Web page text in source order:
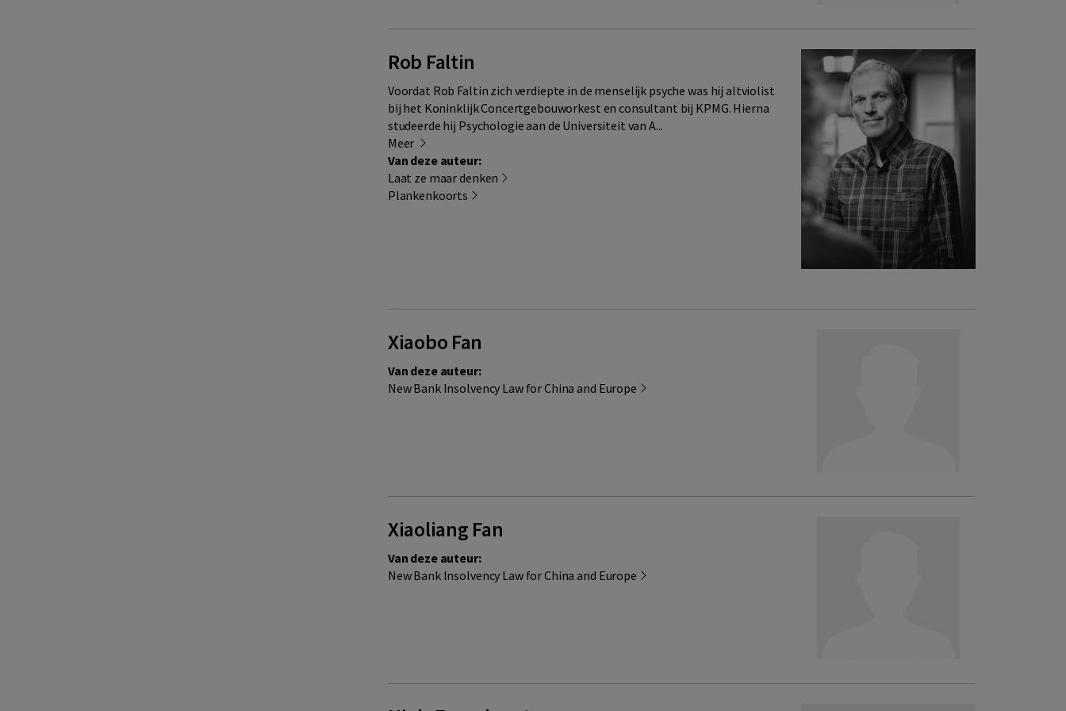
Rob Faltin
Voordat Rob Faltin zich verdiepte in de menselijk psyche was hij altviolist
bij het Koninklijk Concertgebouworkest en consultant bij KPMG. Hierna
studeerde hij Psychologie aan de Universiteit van A...
Meer
Van deze auteur:
Laat ze maar denken
Plankenkoorts
Xiaobo Fan
Van deze auteur:
New Bank Insolvency Law for China and Europe
Xiaoliang Fan
Van deze auteur:
New Bank Insolvency Law for China and Europe